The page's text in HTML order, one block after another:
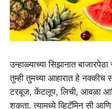
उन्हाळ्याच्या सिझानात
तुम्ही तुमच्या आहारात हे नक्कीच
टरबूज, केंटलूप, लिची, आवळा
शकता. त्यामध्ये व्हिटॅमिन सी